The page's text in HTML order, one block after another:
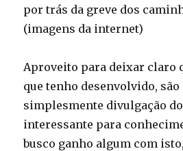
por trás da greve dos
(imagens da internet)
Aproveito para deixar claro
que tenho desenvolvido, são
simplesmente divulgação
interessante para
busco ganho algum com